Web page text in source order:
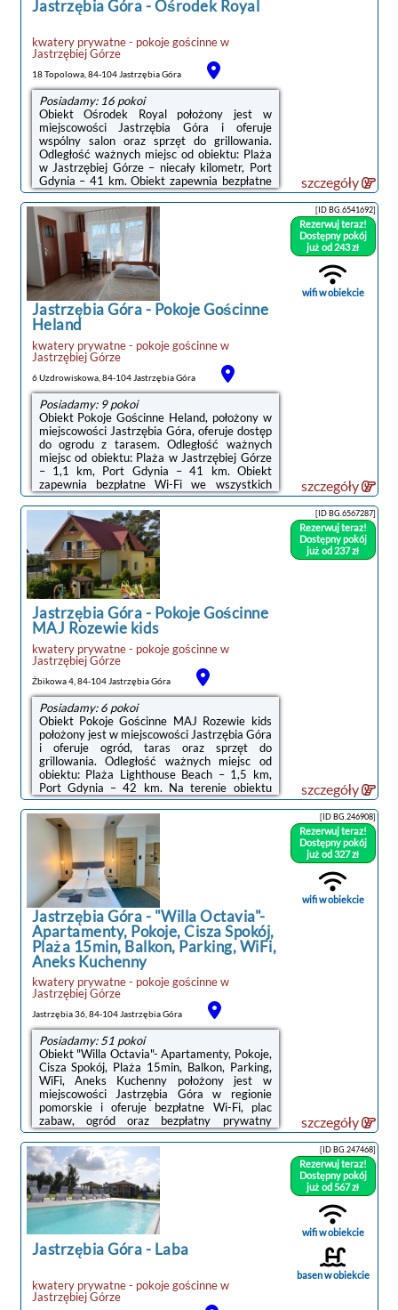
Jastrzębia Góra-Ośrodek Royal
kwatery prywatne - pokoje gościnnew
Jastrzębiej Górze
18 Topolowa, 84-104 Jastrzębia Góra
Posiadamy: 16 pokoi
Obiekt Ośrodek Royal położony jest w
miejscowości Jastrzębia Góra i oferuje
wspólny salon oraz sprzęt do grillowania.
Odległość ważnych miejsc od obiektu: Plaża
w Jastrzębiej Górze – niecały kilometr, Port
Gdynia – 41 km. Obiekt zapewnia bezpłatne
Wi-Fi. Na terenie obiektu dostępny jest też
prywatny parking.Na miejscu serwowane jest
śniadanie w formie bufetu.Odległość
ważnych miejsc od obiektu: Stocznia Gdynia –
44 km, Dworzec PKP Gdynia Główna – 44
km. Lotnisko Lotnisko Gdańsk-Rębiechowo
znajduje się 66 km od obiektu.Doba hotelowa
od godziny 14:00 do 10:00.W ...
szczegóły
Jastrzębia Góra- Pokoje Gościnne
Heland
kwatery prywatne - pokoje gościnnew
Jastrzębiej Górze
6 Uzdrowiskowa, 84-104 Jastrzębia Góra
Posiadamy: 9 pokoi
Obiekt Pokoje Gościnne Heland, położony w
miejscowości Jastrzębia Góra, oferuje dostęp
do ogrodu z tarasem. Odległość ważnych
miejsc od obiektu: Plaża w Jastrzębiej Górze
– 1,1 km, Port Gdynia – 41 km. Obiekt
zapewnia bezpłatne Wi-Fi we wszystkich
pomieszczeniach. Na terenie obiektu
dostępny jest też prywatny parking.W
niektórych opcjach zakwaterowania znajduje
się także aneks kuchenny z
lodówką.Odległość ważnych miejsc od
obiektu: Stocznia Gdynia – 44 km, Dworzec
PKP Gdynia Główna – 45 km. Lotnisko
Lotnisko Gdańsk-Rębiechowo znajduje się 67
km od obiektu.Doba ...
[ID BG.6541692]
Rezerwuj teraz!
Dostępny pokój
już od 243 zł
wifi w obiekcie
szczegóły
Jastrzębia Góra- Pokoje Gościnne
MAJ Rozewie kids
kwatery prywatne - pokoje gościnnew
Jastrzębiej Górze
Żbikowa 4, 84-104 Jastrzębia Góra
Posiadamy: 6 pokoi
Obiekt Pokoje Gościnne MAJ Rozewie kids
położony jest w miejscowości Jastrzębia Góra
i oferuje ogród, taras oraz sprzęt do
grillowania. Odległość ważnych miejsc od
obiektu: Plaża Lighthouse Beach – 1,5 km,
Port Gdynia – 42 km. Na terenie obiektu
znajduje się prywatny parking.Na terenie
obiektu Pokoje Gościnne MAJ Rozewie kids
znajduje się plac zabaw.Odległość ważnych
miejsc od obiektu: Stocznia Gdynia – 45 km,
Dworzec PKP Gdynia Główna – 45 km.
Lotnisko Lotnisko Gdańsk-Rębiechowo
znajduje się 67 km od obiektu.Doba hotelowa
od godziny 15:00 do 10:00.W obiekcie
obowiązuje ...
[ID BG.6567287]
Rezerwuj teraz!
Dostępny pokój
już od 237 zł
szczegóły
Jastrzębia Góra- "Willa Octavia"-
Apartamenty, Pokoje, Cisza Spokój,
Plaża 15min, Balkon, Parking, WiFi,
Aneks Kuchenny
kwatery prywatne - pokoje gościnnew
Jastrzębiej Górze
Jastrzębia 36, 84-104 Jastrzębia Góra
Posiadamy: 51 pokoi
Obiekt "Willa Octavia"- Apartamenty, Pokoje,
Cisza Spokój, Plaża 15min, Balkon, Parking,
WiFi, Aneks Kuchenny położony jest w
miejscowości Jastrzębia Góra w regionie
pomorskie i oferuje bezpłatne Wi-Fi, plac
zabaw, ogród oraz bezpłatny prywatny
parking. Odległość ważnych miejsc od
obiektu: Plaża Lighthouse Beach – 1,5
km.Wszystkie opcje zakwaterowania
wyposażone są w telewizor z płaskim
ekranem i mają balkon oraz prywatną
łazienkę z prysznicem. W niektórych opcjach
zakwaterowania znajduje się także kuchnia z
mikrofalówką i płytą kuchenną.W obiekcie
znajduje się ...
[ID BG.246908]
Rezerwuj teraz!
Dostępny pokój
już od 327 zł
wifi w obiekcie
szczegóły
Jastrzębia Góra- Laba
kwatery prywatne - pokoje gościnnew
Jastrzębiej Górze
[ID BG.247468]
Rezerwuj teraz!
Dostępny pokój
już od 567 zł
wifi w obiekcie
basen w obiekcie